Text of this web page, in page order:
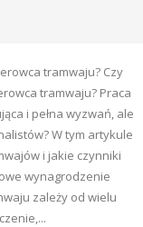
tramwaju? Czy
tramwaju? Praca
i pełna wyzwań, ale
W tym artykule
i jakie czynniki
wynagrodzenie
zależy od wielu